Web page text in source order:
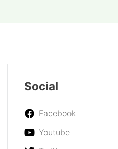
electric, cu o putere de 375 CP,
comenzi în întreaga Europă